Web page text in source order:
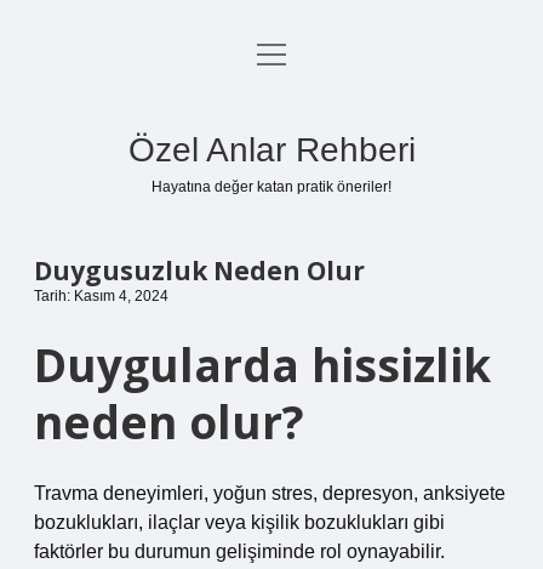
Anasayfa
menüyü
Özel Anlar Rehberi
Hayatına değer katan pratik öneriler!
Duygusuzluk Neden Olur
Tarih: Kasım 4, 2024
Duygularda hissizlik
neden olur?
Travma deneyimleri, yoğun stres, depresyon, anksiyete
bozuklukları, ilaçlar veya kişilik bozuklukları gibi
faktörler bu durumun gelişiminde rol oynayabilir.